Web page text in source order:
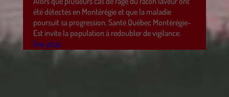
été détectés en Montérégie et que la maladie
poursuit sa progression, Santé Québec Montérégie-
Est invite la population à redoubler de vigilance.
lire plus